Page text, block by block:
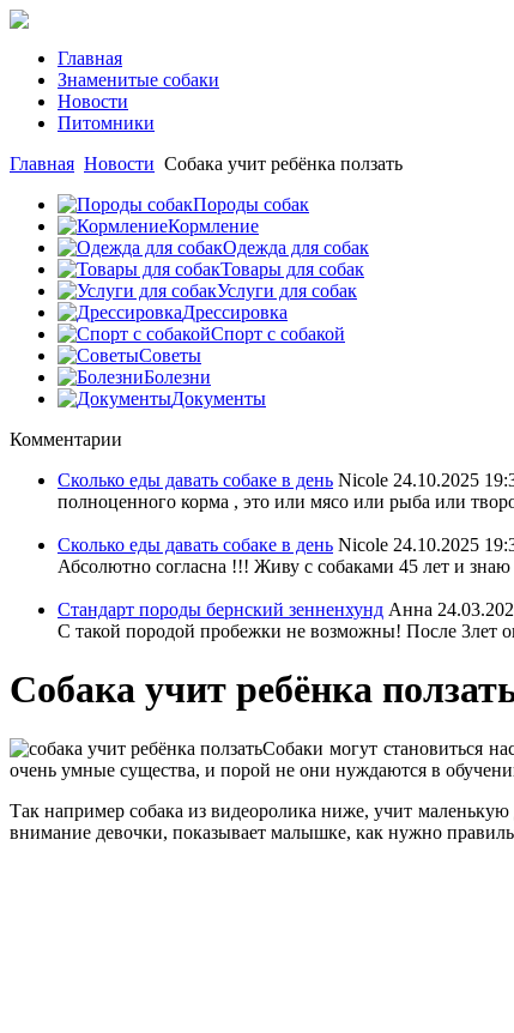
Главная
Знаменитые собаки
Новости
Питомники
Главная Новости Собака учит ребёнка ползать
Породы собак
Кормление
Одежда для собак
Товары для собак
Услуги для собак
Дрессировка
Спорт с собакой
Советы
Болезни
Документы
Комментарии
Сколько еды давать собаке в день Nicole 24.10.2025
полноценного корма , это или мясо или рыба или
Сколько еды давать собаке в день Nicole 24.10.2025
Абсолютно согласна !!! Живу с собаками 45 лет и
Стандарт породы бернский зенненхунд Анна
С такой породой пробежки не возможны! После 3лет
Собака учит ребёнка
Собаки могут становиться
очень умные существа, и порой не они нуждаются в
Так например собака из видеоролика ниже, учит маленькую
внимание девочки, показывает малышке, как нужно